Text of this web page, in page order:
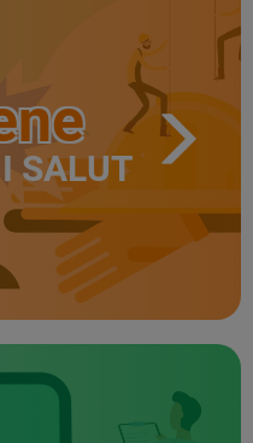
SALUT